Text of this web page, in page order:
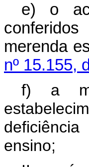
e) o
merenda
nº 15.155,
f) a
ensino;